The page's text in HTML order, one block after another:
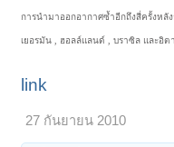
การนำมาออกอากาศซ้ำอีกถึงสี่ครั้งหลั
เยอรมัน , ฮอลล์แลนด์ , บราซิล และอิต
link
27 กันยายน 2010